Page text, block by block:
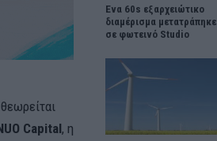
Capital, η
Ένα 60s εξαρχειώτικο
διαμέρισμα μετατράπηκε
σε φωτεινό Studio